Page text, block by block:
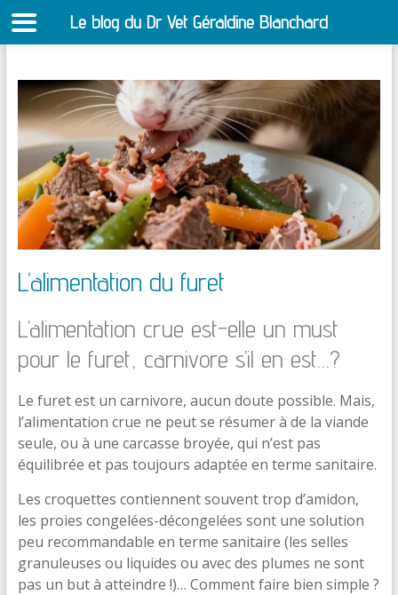
contenu
L’alimentation du furet
L’alimentation crue est-elle un must
pour le furet, carnivore s’il en est…?
Le furet est un carnivore, aucun doute possible. Mais,
l’alimentation crue ne peut se résumer à de la viande
seule, ou à une carcasse broyée, qui n’est pas
équilibrée et pas toujours adaptée en terme sanitaire.
Les croquettes contiennent souvent trop d’amidon,
les proies congelées-décongelées sont une solution
peu recommandable en terme sanitaire (les selles
granuleuses ou liquides ou avec des plumes ne sont
pas un but à atteindre !)… Comment faire bien simple ?
Le blog du Dr Vet Géraldine Blanchard